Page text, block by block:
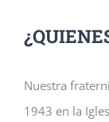
Nuestra
1943 en la